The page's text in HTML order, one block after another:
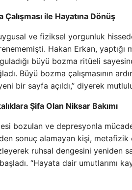
Çalışması ile Hayatına Dönüş
ve fiziksel yorgunluk
Hakan Erkan,
büyü bozma ritüeli
Büyü bozma çalışmasının
bir sayfa açıldı,” diyerek
Şifa Olan Niksar Bakımı
bozulan ve depresyonla
sonuç alamayan kişi, metafizik
ruhsal dengesini yeniden
“Hayata dair umutlarımı